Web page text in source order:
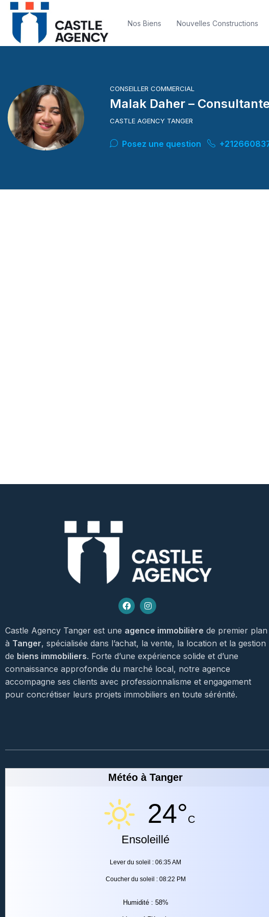
Nos Biens Nouvelles Constructions
CONSEILLER COMMERCIAL
Malak Daher –
CASTLE AGENCY TANGER
Posez une question
Castle Agency Tanger est une agence immobilière de premier plan
à Tanger, spécialisée dans l’achat, la vente, la location et la gestion
de biens immobiliers. Forte d’une expérience solide et d’une
connaissance approfondie du marché local, notre agence
accompagne ses clients avec professionnalisme et engagement
pour concrétiser leurs projets immobiliers en toute sérénité.
Météo à Tanger
24°C
Ensoleillé
Lever du soleil : 06:35 AM
Coucher du soleil : 08:22 PM
Humidité : 58%